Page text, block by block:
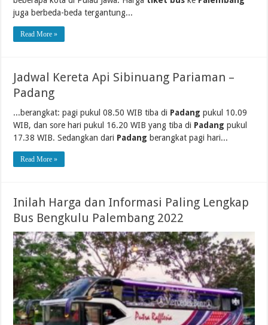
juga berbeda-beda tergantung...
Read More »
Jadwal Kereta Api Sibinuang Pariaman –
Padang
...berangkat: pagi pukul 08.50 WIB tiba di Padang pukul 10.09
WIB, dan sore hari pukul 16.20 WIB yang tiba di Padang pukul
17.38 WIB. Sedangkan dari Padang berangkat pagi hari...
Read More »
Inilah Harga dan Informasi Paling Lengkap
Bus Bengkulu Palembang 2022